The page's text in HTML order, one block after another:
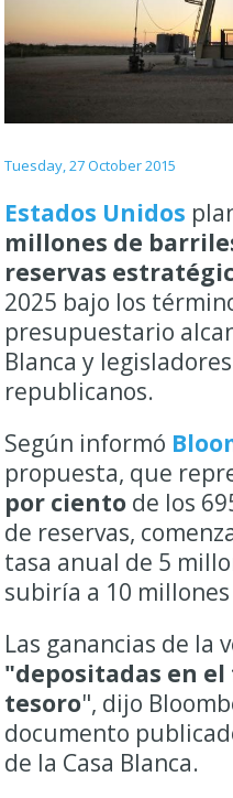
Tuesday, 27 October 2015
Estados Unidos
millones de
reservas
2025 bajo los
presupuestario
Blanca y
republicanos.
Según informó
propuesta, que
por ciento de los
de reservas,
tasa anual de 5
subiría a 10
Las ganancias de la
"depositadas en
tesoro", dijo
documento
de la Casa Blanca.